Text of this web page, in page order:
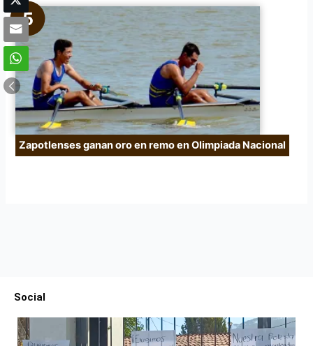
Zapotlenses ganan oro en remo en Olimpiada Nacional
Social